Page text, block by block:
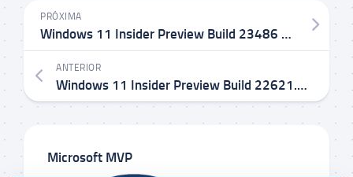
PRÓXIMA
Windows 11 Insider Preview Build 23486 no Canal Dev
ANTERIOR
Windows 11 Insider Preview Build 22621.1900 e 22631.1900 KB5027301 no Canal Beta
Microsoft MVP